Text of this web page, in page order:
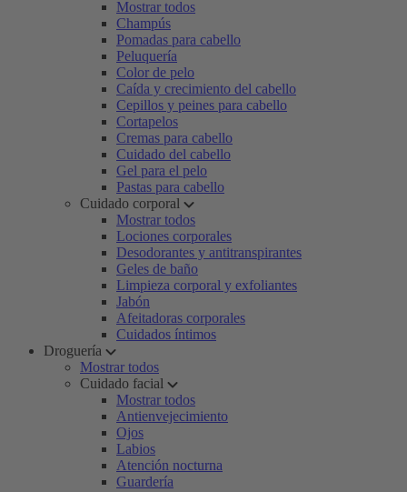
Mostrar todos
Champús
Pomadas para cabello
Peluquería
Color de pelo
Caída y crecimiento del cabello
Cepillos y peines para cabello
Cortapelos
Cremas para cabello
Cuidado del cabello
Gel para el pelo
Pastas para cabello
Cuidado corporal
Mostrar todos
Lociones corporales
Desodorantes y antitranspirantes
Geles de baño
Limpieza corporal y exfoliantes
Jabón
Afeitadoras corporales
Cuidados íntimos
Droguería
Mostrar todos
Cuidado facial
Mostrar todos
Antienvejecimiento
Ojos
Labios
Atención nocturna
Guardería